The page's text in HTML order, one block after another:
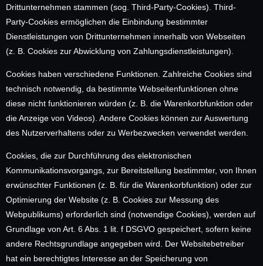
Drittunternehmen stammen (sog. Third-Party-Cookies). Third-
Party-Cookies ermöglichen die Einbindung bestimmter
Dienstleistungen von Drittunternehmen innerhalb von Webseiten
(z. B. Cookies zur Abwicklung von Zahlungsdienstleistungen).
Cookies haben verschiedene Funktionen. Zahlreiche Cookies sind
technisch notwendig, da bestimmte Webseitenfunktionen ohne
diese nicht funktionieren würden (z. B. die Warenkorbfunktion oder
die Anzeige von Videos). Andere Cookies können zur Auswertung
des Nutzerverhaltens oder zu Werbezwecken verwendet werden.
Cookies, die zur Durchführung des elektronischen
Kommunikationsvorgangs, zur Bereitstellung bestimmter, von Ihnen
erwünschter Funktionen (z. B. für die Warenkorbfunktion) oder zur
Optimierung der Website (z. B. Cookies zur Messung des
Webpublikums) erforderlich sind (notwendige Cookies), werden auf
Grundlage von Art. 6 Abs. 1 lit. f DSGVO gespeichert, sofern keine
andere Rechtsgrundlage angegeben wird. Der Websitebetreiber
hat ein berechtigtes Interesse an der Speicherung von